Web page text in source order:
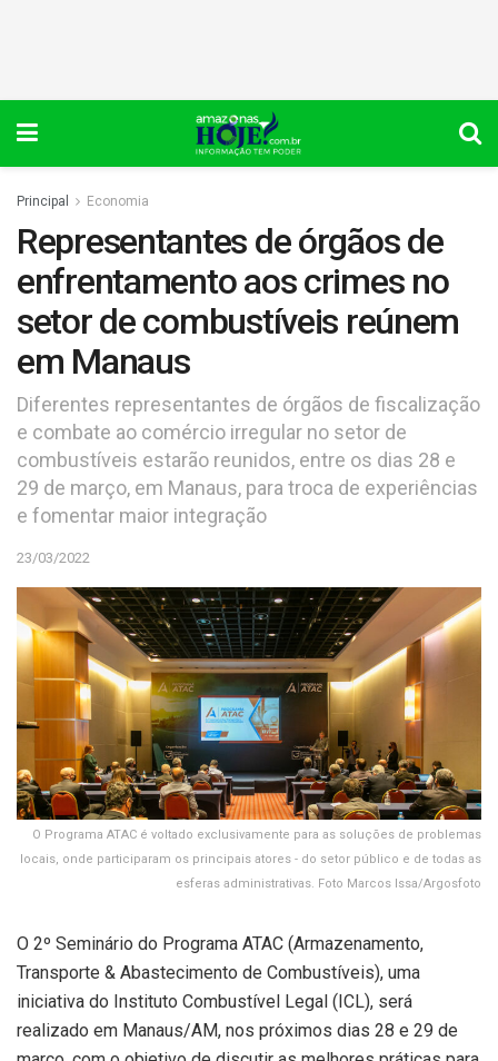
Principal Economia
Representantes de órgãos de
enfrentamento aos crimes no
setor de combustíveis reúnem
em Manaus
Diferentes representantes de órgãos de fiscalização
e combate ao comércio irregular no setor de
combustíveis estarão reunidos, entre os dias 28 e
29 de março, em Manaus, para troca de experiências
e fomentar maior integração
23/03/2022
O Programa ATAC é voltado exclusivamente para as soluções de problemas
locais, onde participaram os principais atores - do setor público e de todas as
esferas administrativas. Foto Marcos Issa/Argosfoto
O 2º Seminário do Programa ATAC (Armazenamento,
Transporte & Abastecimento de Combustíveis), uma
iniciativa do Instituto Combustível Legal (ICL), será
realizado em Manaus/AM, nos próximos dias 28 e 29 de